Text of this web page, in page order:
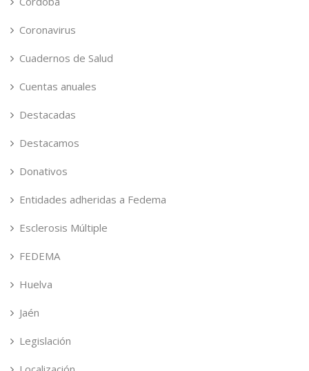
Coronavirus
Cuadernos de Salud
Cuentas anuales
Destacadas
Destacamos
Donativos
Entidades adheridas a Fedema
Esclerosis Múltiple
FEDEMA
Huelva
Jaén
Legislación